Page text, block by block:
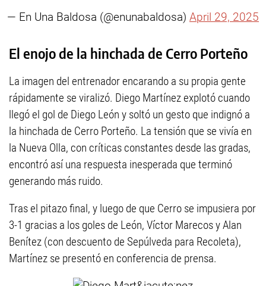
— En Una Baldosa (@enunabaldosa) April 29, 2025
El enojo de la hinchada de Cerro Porteño
La imagen del entrenador encarando a su propia gente
rápidamente se viralizó. Diego Martínez explotó cuando
llegó el gol de Diego León y soltó un gesto que indignó a
la hinchada de Cerro Porteño. La tensión que se vivía en
la Nueva Olla, con críticas constantes desde las gradas,
encontró así una respuesta inesperada que terminó
generando más ruido.
Tras el pitazo final, y luego de que Cerro se impusiera por
3-1 gracias a los goles de León, Víctor Marecos y Alan
Benítez (con descuento de Sepúlveda para Recoleta),
Martínez se presentó en conferencia de prensa.